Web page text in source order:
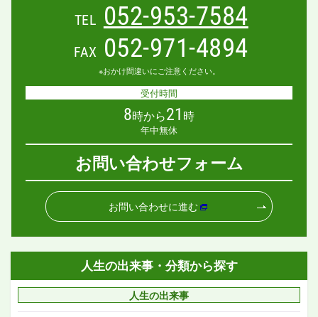
TEL 052-953-7584
FAX 052-971-4894
※おかけ間違いにご注意ください。
受付時間
8時から21 時
年中無休
お問い合わせフォーム
お問い合わせに進む
人生の出来事・分類から探す
人生の出来事